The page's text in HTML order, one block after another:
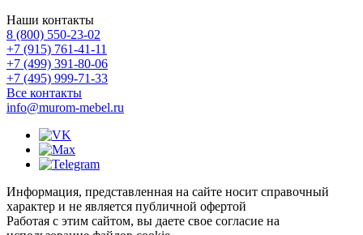
Наши контакты
8 (800) 550-23-02
+7 (915) 761-41-11
+7 (499) 391-80-06
+7 (495) 999-71-33
Все контакты
info@murom-mebel.ru
Информация, представленная на сайте носит справочный
характер и не является публичной офертой
Работая с этим сайтом, вы даете свое согласие на